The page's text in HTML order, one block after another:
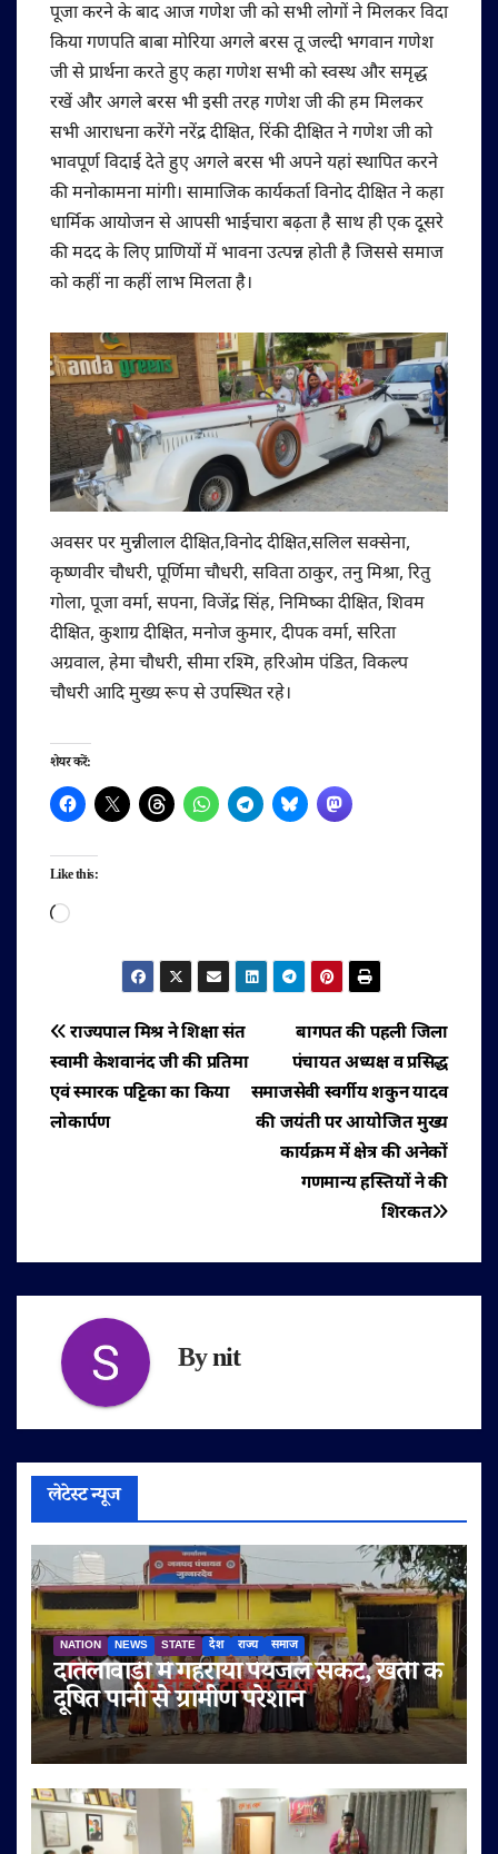
पूजा करने के बाद आज गणेश जी को सभी लोगों ने मिलकर विदा
किया गणपति बाबा मोरिया अगले बरस तू जल्दी भगवान गणेश
जी से प्रार्थना करते हुए कहा गणेश सभी को स्वस्थ और समृद्ध
रखें और अगले बरस भी इसी तरह गणेश जी की हम मिलकर
सभी आराधना करेंगे नरेंद्र दीक्षित, रिंकी दीक्षित ने गणेश जी को
भावपूर्ण विदाई देते हुए अगले बरस भी अपने यहां स्थापित करने
की मनोकामना मांगी। सामाजिक कार्यकर्ता विनोद दीक्षित ने कहा
धार्मिक आयोजन से आपसी भाईचारा बढ़ता है साथ ही एक दूसरे
की मदद के लिए प्राणियों में भावना उत्पन्न होती है जिससे समाज
को कहीं ना कहीं लाभ मिलता है।
अवसर पर मुन्नीलाल दीक्षित,विनोद दीक्षित,सलिल सक्सेना,
कृष्णवीर चौधरी, पूर्णिमा चौधरी, सविता ठाकुर, तनु मिश्रा, रितु
गोला, पूजा वर्मा, सपना, विजेंद्र सिंह, निमिष्का दीक्षित, शिवम
दीक्षित, कुशाग्र दीक्षित, मनोज कुमार, दीपक वर्मा, सरिता
अग्रवाल, हेमा चौधरी, सीमा रश्मि, हरिओम पंडित, विकल्प
चौधरी आदि मुख्य रूप से उपस्थित रहे।
शेयर करें:
Like this:
Loading…
पोस्ट
नेविगेशन
बागपत की पहली जिला
पंचायत अध्यक्ष व प्रसिद्ध
समाजसेवी स्वर्गीय शकुन यादव
की जयंती पर आयोजित मुख्य
कार्यक्रम में क्षेत्र की अनेकों
गणमान्य हस्तियों ने की
शिरकत
राज्यपाल मिश्र ने शिक्षा संत
स्वामी केशवानंद जी की प्रतिमा
एवं स्मारक पट्टिका का किया
लोकार्पण
Bynit
लेटेस्ट न्यूज
NATION NEWS STATE देश राज्य समाज
दातलावाड़ी में गहराया पेयजल संकट, खंती के
दूषित पानी से ग्रामीण परेशान